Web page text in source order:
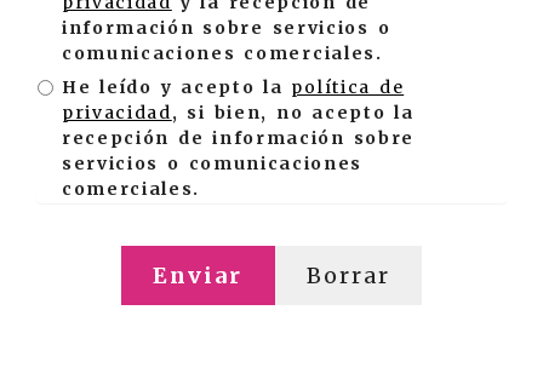
información sobre servicios o
comunicaciones comerciales.
He leído y acepto la política de
privacidad, si bien, no acepto la
recepción de información sobre
servicios o comunicaciones
comerciales.
Enviar Borrar